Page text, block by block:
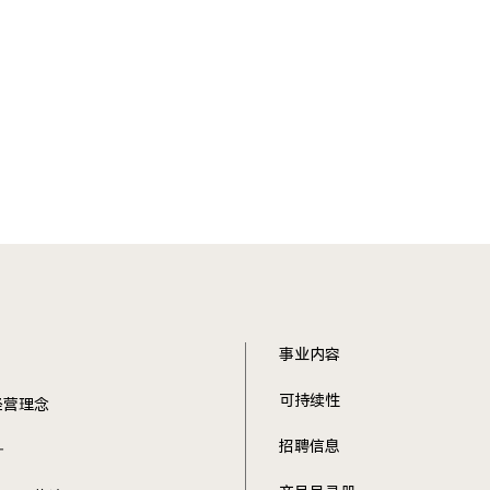
理念
事业内容
可持续性
招聘信息